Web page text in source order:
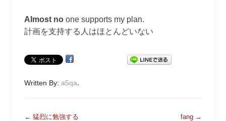
Almost no one supports my plan.
計画を支持する人はほとんどいない
Written By:a5qa.
投
← 猛烈に勉強する fang →